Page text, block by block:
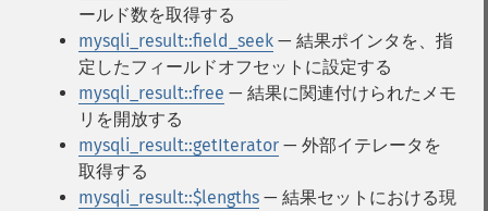
ールド数を取得する
mysqli_result::field_seek — 結果ポインタを、指
定したフィールドオフセットに設定する
mysqli_result::free — 結果に関連付けられたメモ
リを開放する
mysqli_result::getIterator — 外部イテレータを
取得する
mysqli_result::$lengths — 結果セットにおける現